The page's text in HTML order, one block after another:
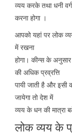
व्यय करके तथा धनी
करना होगा ।
आपको यहां पर लोक
में रखना
होगा। कीन्स के अनुसार
की अधिक प्रव्रत्ति
पायी जाती है और इसी
जायेगा तो देश में
व्यय के धन की मात्रा
लोक व्यय के